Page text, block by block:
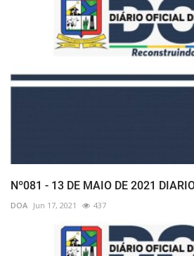
Nº081 - 13 DE MAIO DE 2021
DOA Jun 17, 2021 437